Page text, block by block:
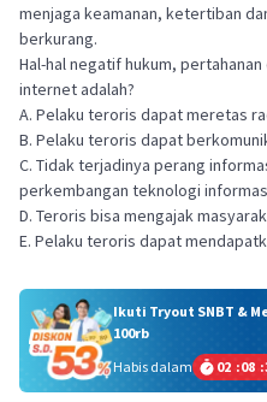
menjaga keamanan, ketertiban
berkurang.
Hal-hal negatif hukum,
internet adalah?
A. Pelaku teroris dapat meretas
B. Pelaku teroris dapat
C. Tidak terjadinya perang
perkembangan teknologi
D. Teroris bisa mengajak
E. Pelaku teroris dapat
Ikuti Tryout SNBT &
100rb
Habis dalam
02 :08 :